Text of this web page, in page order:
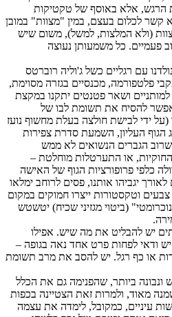
הרגש, אלא באוסף של טקטיקות
קשר לכלום בעצם, במין "מצוות" במובן
(ולא המלצות, למשל), משום שיש
פעמיים. כל משמעותן נעוצה
עם רגליים כשל ג'וליה רוברטס
פלטפורמה, מכנסיים בגזרה מסוימת,
ושאר פטנטים יתקנו במקצת
אפשר להסיח את תשומת לבו של
ידי לבישת חולצה בעלת מחשוף נועז
העליון, השמעת סדרת צפירות
שרוב הגברים הנשואים לא ממש
או התערטלות מוחלטת –
כלפי פרופורציות הגוף של האישה
יגביהו אותנו, פסים לרוחב ימלאו
וטקסטורות ייצרו חמוקים במקום
(ביטוי מגזיני שכיח) יטשטש
יש להבליט את מה שיש. אפילו
יש ודאי לפחות פרט אחד נאה בגופה –
או כף רגל. יש להסב את מרב תשומת
ביותר, שהפנימה גם את הכלל
מאוד, ולמרות זאת הצטיינה בכפות
עיניים, כמקובל, לימדה את עצמה